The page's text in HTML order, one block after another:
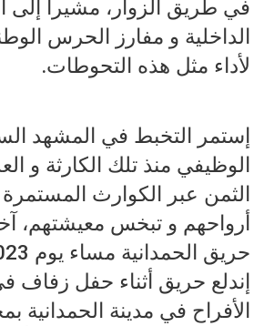
في طريق الزوار، مشيراً إلى
الداخلية و مفارز الحرس
لأداء مثل هذه التحوطات.
إستمر التخبط في المشهد
الوظيفي منذ تلك الكارثة و
الثمن عبر الكوارث
أرواحهم و تبخس معيشتهم،
إندلع حريق أثناء حفل زفاف
الأفراح في مدينة الحمدانية